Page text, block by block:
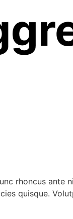
rhoncus ante
quisque.